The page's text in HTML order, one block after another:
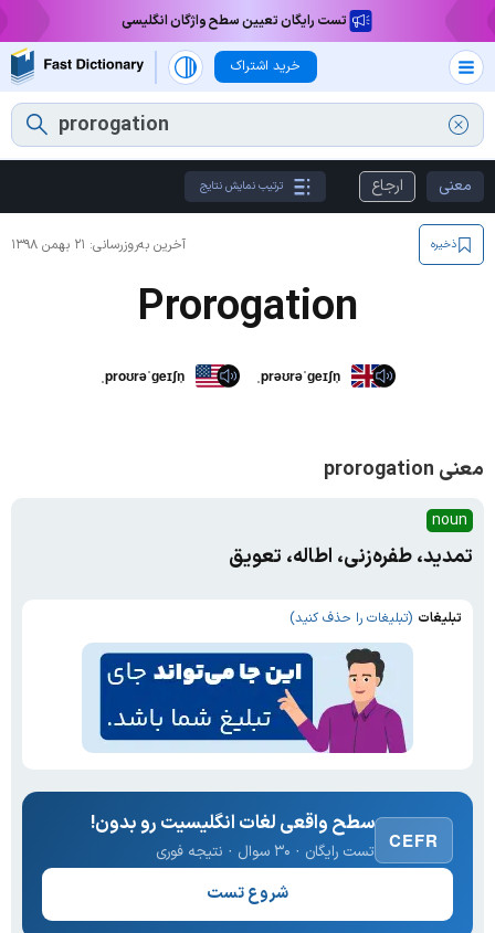
تست رایگان تعیین سطح واژگان انگلیسی
خرید اشتراک
معنی ارجاع ترتیب نمایش نتایج
آخرین به‌روزرسانی: ۲۱ بهمن ۱۳۹۸ ذخیره
Prorogation
ˌproʊrəˈɡeɪʃn̩ ˌprəʊrəˈɡeɪʃn̩
معنی prorogation
noun
تمدید، طفره‌زنی، اطاله، تعویق
تبلیغات (تبلیغات را حذف کنید)
CEFR
سطح واقعی لغات انگلیسیت رو بدون!
تست رایگان · ۳۰ سوال · نتیجه فوری
شروع تست